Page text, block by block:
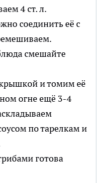
4 ст. л.
соединить её с
и томим её
огне ещё 3-4
по тарелкам и